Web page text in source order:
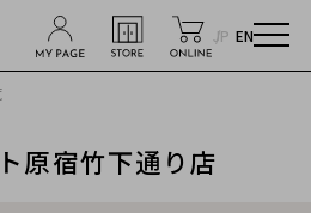
JP EN
原宿竹下通り店